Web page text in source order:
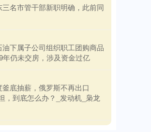
名市管干部新职明确，此前同
下属子公司组织职工团购商品
年仍未交房，涉及资金过亿
底抽薪，俄罗斯不再出口
，到底怎么办？_发动机_枭龙